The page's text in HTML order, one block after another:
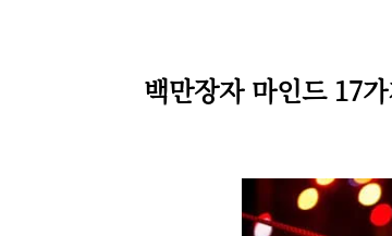
백만장자 마인드 17